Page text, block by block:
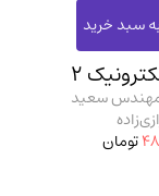
2
سعید
تومان